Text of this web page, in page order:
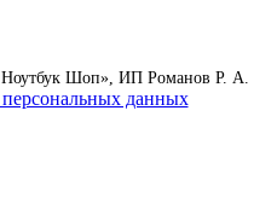
Шоп», ИП Романов Р. А.
данных